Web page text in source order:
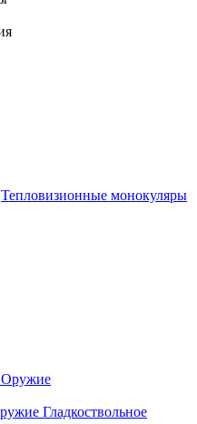
Тепловизионные монокуляры
Оружие
Гладкоствольное